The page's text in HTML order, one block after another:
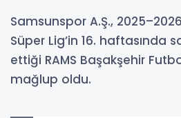
Samsunspor A.Ş.,
Süper Lig’in 16. haftasında
ettiği RAMS Başakşehir
mağlup oldu.